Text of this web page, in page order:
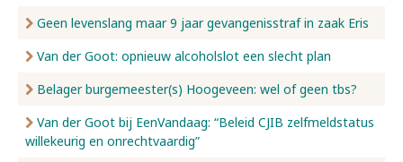
Geen levenslang maar 9 jaar gevangenisstraf in zaak Eris
Van der Goot: opnieuw alcoholslot een slecht plan
Belager burgemeester(s) Hoogeveen: wel of geen tbs?
Van der Goot bij EenVandaag: “Beleid CJIB zelfmeldstatus
willekeurig en onrechtvaardig”